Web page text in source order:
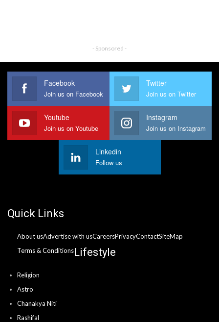
- Sponsored -
Facebook
Join us on Facebook
Twitter
Join us on Twitter
Youtube
Join us on Youtube
Instagram
Join us on Instagram
Linkedin
Follow us
Quick Links
About usAdvertise with usCareersPrivacyContactSiteMap
Terms & ConditionsLifestyle
Religion
Astro
Chanakya Niti
Rashifal